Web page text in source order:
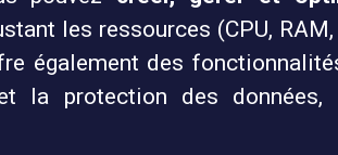
les ressources (CPU,
également des
la protection des